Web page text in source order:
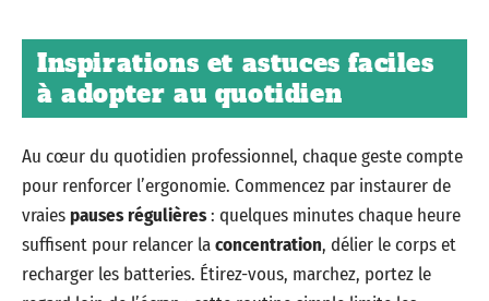
Inspirations et astuces faciles
à adopter au quotidien
Au cœur du quotidien professionnel, chaque geste compte
pour renforcer l’ergonomie. Commencez par instaurer de
vraiespauses régulières: quelques minutes chaque heure
suffisent pour relancer laconcentration, délier le corps et
recharger les batteries. Étirez-vous, marchez, portez le